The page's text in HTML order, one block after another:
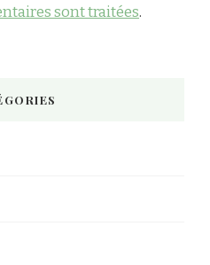
sont traitées.